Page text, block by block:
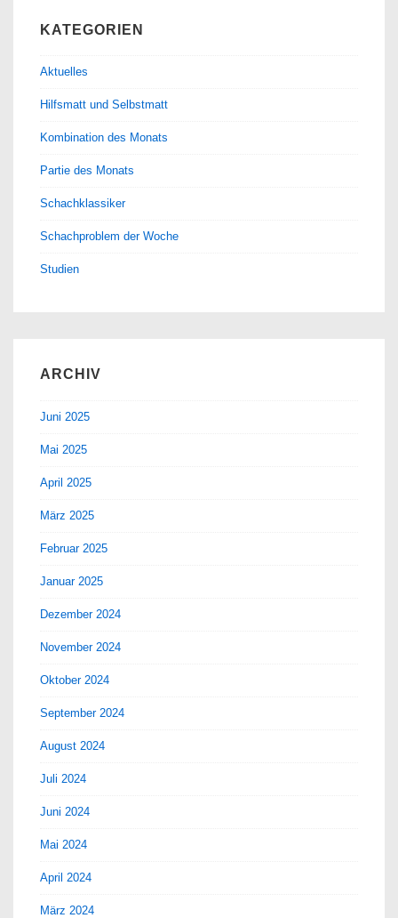
KATEGORIEN
Aktuelles
Hilfsmatt und Selbstmatt
Kombination des Monats
Partie des Monats
Schachklassiker
Schachproblem der Woche
Studien
ARCHIV
Juni 2025
Mai 2025
April 2025
März 2025
Februar 2025
Januar 2025
Dezember 2024
November 2024
Oktober 2024
September 2024
August 2024
Juli 2024
Juni 2024
Mai 2024
April 2024
März 2024